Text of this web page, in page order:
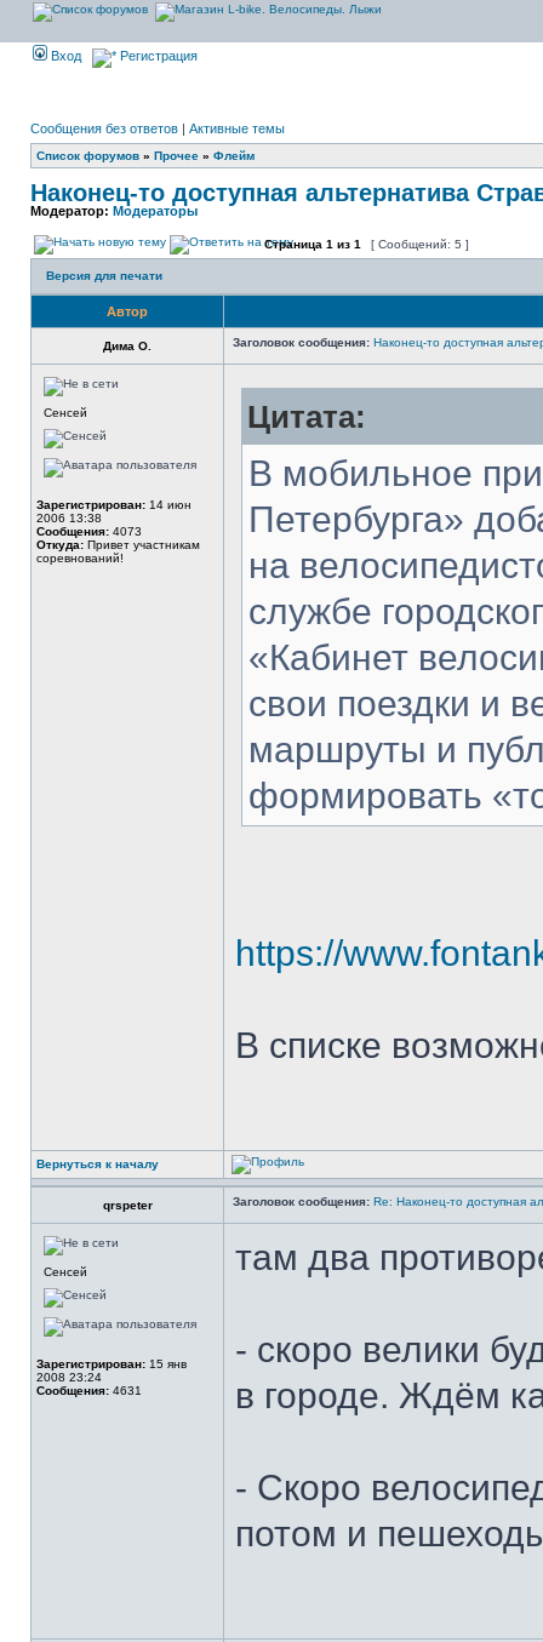
Вход Регистрация
Сообщения без ответов | Активные темы
Список форумов » Прочее » Флейм
Наконец-то доступная альтернатива
Модератор: Модераторы
Страница 1 из 1 [ Сообщений: 5 ]
Версия для печати
Автор
Дима О. Заголовок сообщения: Наконец-то доступная
Сенсей
Зарегистрирован: 14 июн
2006 13:38
Сообщения: 4073
Откуда: Привет участникам
соревнований!
Цитата:
В мобильное
Петербурга»
на
службе
«Кабинет
свои поездки и
маршруты и
формировать
https://
В списке
Вернуться к началу
qrspeter Заголовок сообщения: Re: Наконец-то доступная
Сенсей
Зарегистрирован: 15 янв
2008 23:24
Сообщения: 4631
там два
- скоро велики
в городе. Ждём
- Скоро
потом и